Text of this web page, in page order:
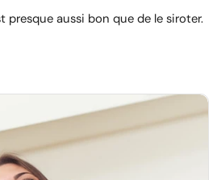
presque aussi bon que de le siroter.